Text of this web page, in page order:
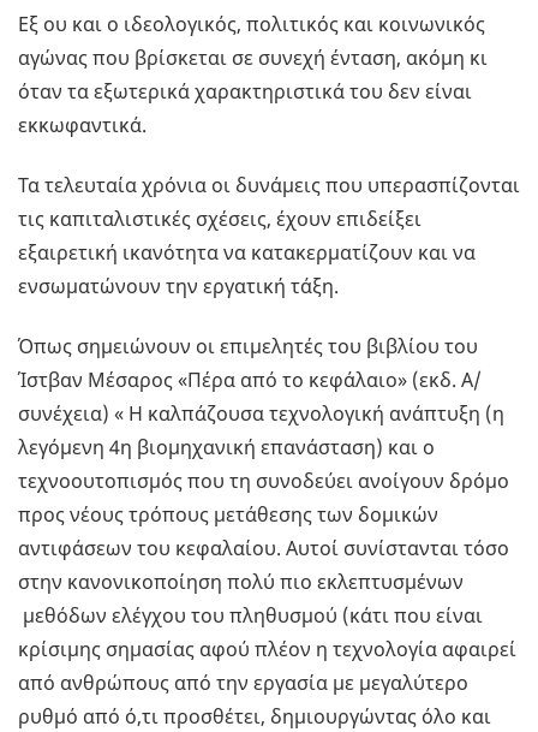
Εξ ου και ο ιδεολογικός, πολιτικός και κοινωνικός
αγώνας που βρίσκεται σε συνεχή ένταση, ακόμη κι
όταν τα εξωτερικά χαρακτηριστικά του δεν είναι
εκκωφαντικά.
Τα τελευταία χρόνια οι δυνάμεις που υπερασπίζονται
τις καπιταλιστικές σχέσεις, έχουν επιδείξει
εξαιρετική ικανότητα να κατακερματίζουν και να
ενσωματώνουν την εργατική τάξη.
Όπως σημειώνουν οι επιμελητές του βιβλίου του
Ίστβαν Μέσαρος «Πέρα από το κεφάλαιο» (εκδ. Α/
συνέχεια) « Η καλπάζουσα τεχνολογική ανάπτυξη (η
λεγόμενη 4η βιομηχανική επανάσταση) και ο
τεχνοουτοπισμός που τη συνοδεύει ανοίγουν δρόμο
προς νέους τρόπους μετάθεσης των δομικών
αντιφάσεων του κεφαλαίου. Αυτοί συνίστανται τόσο
στην κανονικοποίηση πολύ πιο εκλεπτυσμένων
μεθόδων ελέγχου του πληθυσμού (κάτι που είναι
κρίσιμης σημασίας αφού πλέον η τεχνολογία αφαιρεί
από ανθρώπους από την εργασία με μεγαλύτερο
ρυθμό από ό,τι προσθέτει, δημιουργώντας όλο και